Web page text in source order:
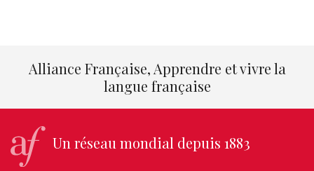
Alliance Française, Apprendre et vivre la
langue française
Un réseau mondial depuis 1883